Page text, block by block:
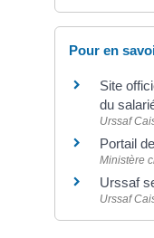
Pour en
Site
du
Urssaf
Portail
Ministère
Urssaf
Urssaf